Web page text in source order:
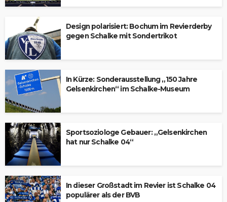
Design polarisiert: Bochum im Revierderby
gegen Schalke mit Sondertrikot
In Kürze: Sonderausstellung „150 Jahre
Gelsenkirchen“ im Schalke-Museum
Sportsoziologe Gebauer: „Gelsenkirchen
hat nur Schalke 04“
In dieser Großstadt im Revier ist Schalke 04
populärer als der BVB